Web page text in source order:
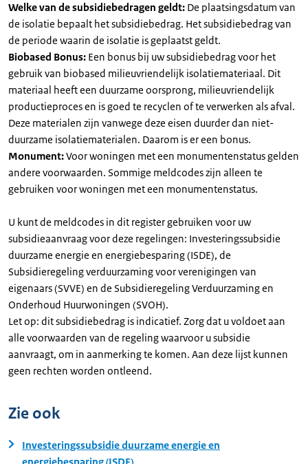
Welke van de subsidiebedragen geldt: De plaatsingsdatum van
de isolatie bepaalt het subsidiebedrag. Het subsidiebedrag van
de periode waarin de isolatie is geplaatst geldt.
Biobased Bonus: Een bonus bij uw subsidiebedrag voor het
gebruik van biobased milieuvriendelijk isolatiemateriaal. Dit
materiaal heeft een duurzame oorsprong, milieuvriendelijk
productieproces en is goed te recyclen of te verwerken als afval.
Deze materialen zijn vanwege deze eisen duurder dan niet-
duurzame isolatiematerialen. Daarom is er een bonus.
Monument:Voor woningen met een monumentenstatus gelden
andere voorwaarden. Sommige meldcodes zijn alleen te
gebruiken voor woningen met een monumentenstatus.
U kunt de meldcodes in dit register gebruiken voor uw
subsidieaanvraag voor deze regelingen: Investeringssubsidie
duurzame energie en energiebesparing (ISDE), de
Subsidieregeling verduurzaming voor verenigingen van
eigenaars (SVVE) en de Subsidieregeling Verduurzaming en
Onderhoud Huurwoningen (SVOH).
Let op: dit subsidiebedrag is indicatief. Zorg dat u voldoet aan
alle voorwaarden van de regeling waarvoor u subsidie
aanvraagt, om in aanmerking te komen. Aan deze lijst kunnen
geen rechten worden ontleend.
Zie ook
Investeringssubsidie duurzame energie en